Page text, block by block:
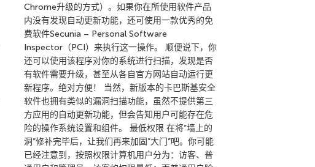
Chrome升级的方式）。如果你在所使用软件产品
内没有发现自动更新功能，还可使用一款优秀的免
费软件Secunia – Personal Software
Inspector（PCI）来执行这一操作。 顺便说下，你
还可以使用该程序对你的系统进行扫描，发现是否
有软件需要升级，甚至从各自官方网站自动运行更
新程序。绝对方便！ 当然，新版本的卡巴斯基安全
软件也拥有类似的漏洞扫描功能，虽然不提供第三
方应用的自动更新功能，但会告知用户可能存在危
险的操作系统设置和组件。 最低权限 在将”墙上的
洞”修补完毕后，让我们再来加固”大门”吧。你可能
已经注意到，按照权限计算机用户分为：访客、普